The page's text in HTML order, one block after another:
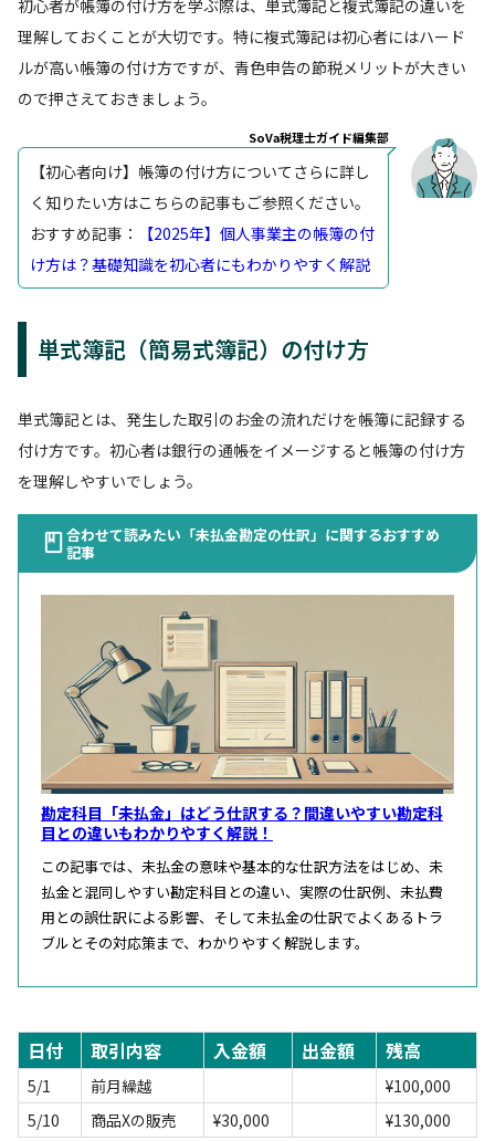
初心者が帳簿の付け方を学ぶ際は、単式簿記と複式簿記の違いを
理解しておくことが大切です。特に複式簿記は初心者にはハード
ルが高い帳簿の付け方ですが、青色申告の節税メリットが大きい
ので押さえておきましょう。
SoVa税理士ガイド編集部
【初心者向け】帳簿の付け方についてさらに詳し
く知りたい方はこちらの記事もご参照ください。
おすすめ記事：
【2025年】個人事業主の帳簿の付
け方は？基礎知識を初心者にもわかりやすく解説
単式簿記（簡易式簿記）の付け方
単式簿記とは、発生した取引のお金の流れだけを帳簿に記録する
付け方です。初心者は銀行の通帳をイメージすると帳簿の付け方
を理解しやすいでしょう。
合わせて読みたい「未払金勘定の仕訳」に関するおすすめ
記事
勘定科目「未払金」はどう仕訳する？間違いやすい勘定科
目との違いもわかりやすく解説！
この記事では、未払金の意味や基本的な仕訳方法をはじめ、未
払金と混同しやすい勘定科目との違い、実際の仕訳例、未払費
用との誤仕訳による影響、そして未払金の仕訳でよくあるトラ
ブルとその対応策まで、わかりやすく解説します。
日付 取引内容 入金額 出金額 残高
5/1 前月繰越
¥100,000
5/10
商品Xの販売 ¥30,000 ¥130,000